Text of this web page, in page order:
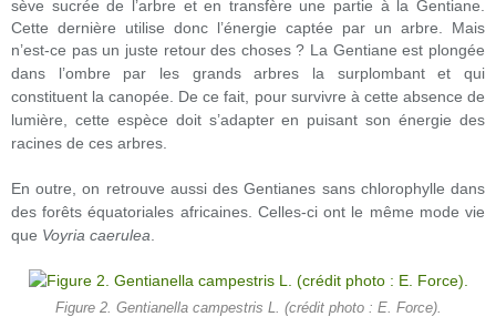
sève sucrée de l’arbre et en transfère une partie à la Gentiane.
Cette dernière utilise donc l’énergie captée par un arbre. Mais
n’est-ce pas un juste retour des choses ? La Gentiane est plongée
dans l’ombre par les grands arbres la surplombant et qui
constituent la canopée. De ce fait, pour survivre à cette absence de
lumière, cette espèce doit s’adapter en puisant son énergie des
racines de ces arbres.
En outre, on retrouve aussi des Gentianes sans chlorophylle dans
des forêts équatoriales africaines. Celles-ci ont le même mode vie
que Voyria caerulea
Figure 2. Gentianella campestris L. (crédit photo : E. Force).